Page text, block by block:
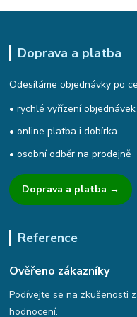
Doprava a platba
Odesíláme objednávky po
• rychlé vyřízení objednávek
• online platba i dobírka
• osobní odběr na prodejně
Doprava a platba →
Reference
Ověřeno zákazníky
Podívejte se na zkušenosti
hodnocení.